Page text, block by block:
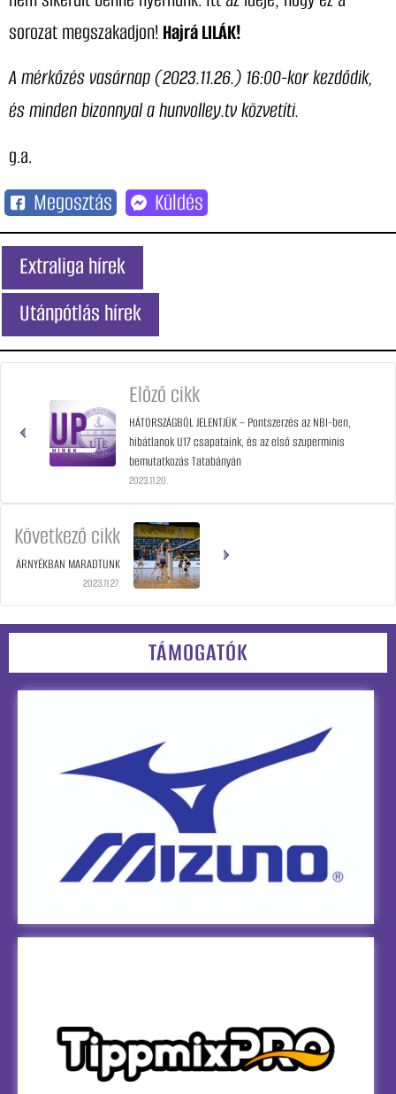
sorozat megszakadjon!Hajrá LILÁK!
A mérkőzés vasárnap (2023.11.26.) 16:00-kor kezdődik,
és minden bizonnyal a hunvolley.tv közvetíti.
g.a.
Megosztás Küldés
Extraliga hírek
Utánpótlás hírek
Előző cikk
2023.11.20.
HÁTORSZÁGBÓL JELENTJÜK – Pontszerzés az NBI-ben,
hibátlanok U17 csapataink, és az első szuperminis
bemutatkozás Tatabányán
Következő cikk
2023.11.27.
ÁRNYÉKBAN MARADTUNK
TÁMOGATÓK